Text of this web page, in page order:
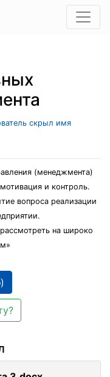
скрыл имя
(менеджмента)
и контроль.
вопроса реализации
на широко